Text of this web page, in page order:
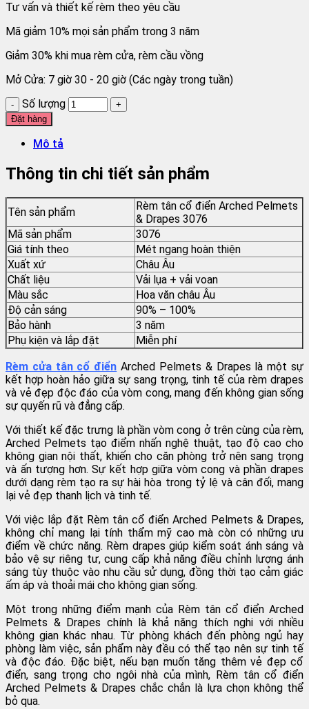
Tư vấn và thiết kế rèm theo yêu cầu
Mã giảm 10% mọi sản phẩm trong 3 năm
Giảm 30% khi mua rèm cửa, rèm cầu vồng
Mở Cửa: 7 giờ 30 - 20 giờ (Các ngày trong tuần)
Số lượng
Đặt hàng
Mô tả
Thông tin chi tiết sản phẩm
Tên sản phẩm
Rèm tân cổ điển Arched Pelmets
& Drapes 3076
Mã sản phẩm
3076
Giá tính theo
Mét ngang hoàn thiện
Xuất xứ
Châu Âu
Chất liệu
Vải lụa + vải voan
Màu sắc
Hoa văn châu Âu
Độ cản sáng
90% – 100%
Bảo hành
3 năm
Phụ kiện và lắp đặt
Miễn phí
Rèm cửa tân cổ điển Arched Pelmets & Drapes là một sự
kết hợp hoàn hảo giữa sự sang trọng, tinh tế của rèm drapes
và vẻ đẹp độc đáo của vòm cong, mang đến không gian sống
sự quyến rũ và đẳng cấp.
Với thiết kế đặc trưng là phần vòm cong ở trên cùng của rèm,
Arched Pelmets tạo điểm nhấn nghệ thuật, tạo độ cao cho
không gian nội thất, khiến cho căn phòng trở nên sang trọng
và ấn tượng hơn. Sự kết hợp giữa vòm cong và phần drapes
dưới dạng rèm tạo ra sự hài hòa trong tỷ lệ và cân đối, mang
lại vẻ đẹp thanh lịch và tinh tế.
Với việc lắp đặt Rèm tân cổ điển Arched Pelmets & Drapes,
không chỉ mang lại tính thẩm mỹ cao mà còn có những ưu
điểm về chức năng. Rèm drapes giúp kiểm soát ánh sáng và
bảo vệ sự riêng tư, cung cấp khả năng điều chỉnh lượng ánh
sáng tùy thuộc vào nhu cầu sử dụng, đồng thời tạo cảm giác
ấm áp và thoải mái cho không gian sống.
Một trong những điểm mạnh của Rèm tân cổ điển Arched
Pelmets & Drapes chính là khả năng thích nghi với nhiều
không gian khác nhau. Từ phòng khách đến phòng ngủ hay
phòng làm việc, sản phẩm này đều có thể tạo nên sự tinh tế
và độc đáo. Đặc biệt, nếu bạn muốn tăng thêm vẻ đẹp cổ
điển, sang trọng cho ngôi nhà của mình, Rèm tân cổ điển
Arched Pelmets & Drapes chắc chắn là lựa chọn không thể
bỏ qua.